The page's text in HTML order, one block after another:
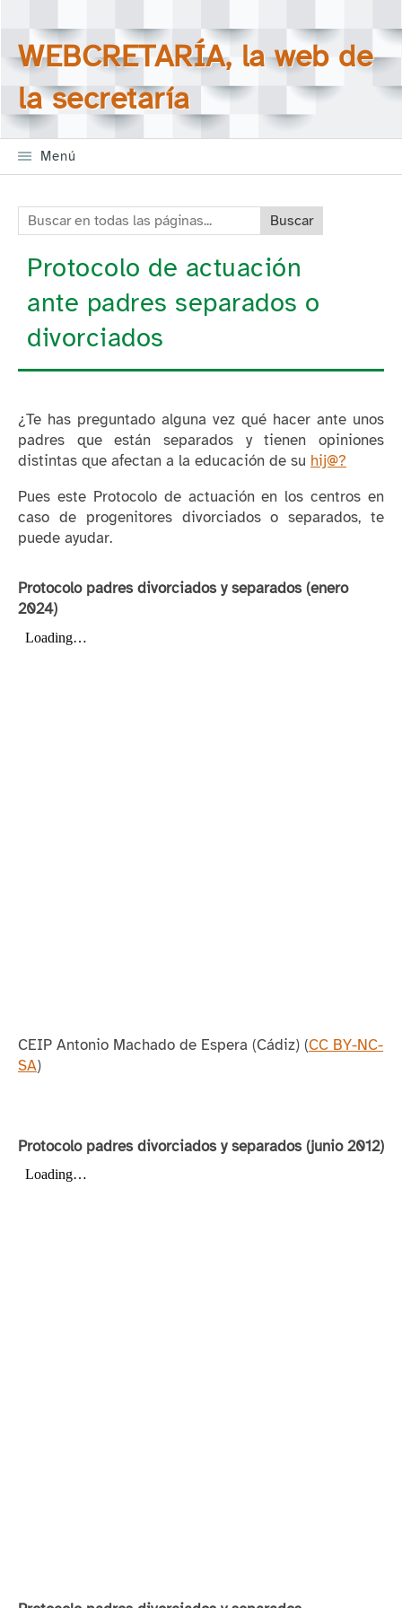
Saltar la navegación
Buscar en todas las
páginas
WEBCRETARÍA, la web de
la secretaría
Menú
Buscar en todas las páginas:
Protocolo de actuación
ante padres separados o
divorciados
¿Te has preguntado alguna vez qué hacer ante unos
padres que están separados y tienen opiniones
distintas que afectan a la educación de su hij@?
Pues este Protocolo de actuación en los centros en
caso de progenitores divorciados o separados, te
puede ayudar.
Protocolo padres divorciados y separados (enero
2024)
CEIP Antonio Machado de Espera (Cádiz) (CC BY-NC-
SA)
Protocolo padres divorciados y separados (junio 2012)